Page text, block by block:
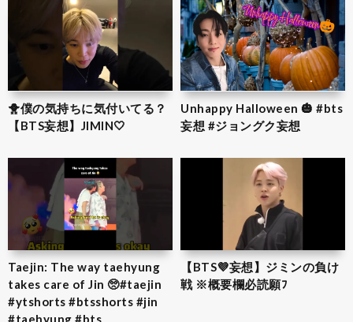
🐥僕の気持ちに気付いてる？
【BTS妄想】JIMIN‎🤍
Unhappy Halloween 🎃 #bts
妄想 #ジョングク妄想
Taejin: The way taehyung
takes care of Jin 🥺#taejin
#ytshorts #btsshorts #jin
#taehyung #bts
【BTS💜‪妄想】ジミンの負け
戦 ※概要欄必読願ﾌ